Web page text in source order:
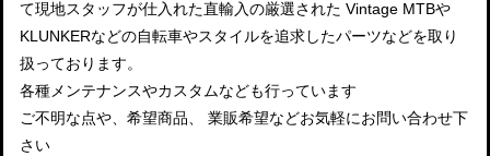
て現地スタッフが仕入れた直輸入の厳選された Vintage MTBや
KLUNKERなどの自転車やスタイルを追求したパーツなどを取り
扱っております。
各種メンテナンスやカスタムなども行っています
ご不明な点や、希望商品、 業販希望などお気軽にお問い合わせ下
さい